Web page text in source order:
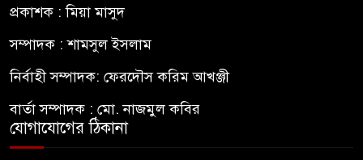
প্রকাশক : মিয়া মাসুদ
সম্পাদক : শামসুল ইসলাম
নির্বাহী সম্পাদক: ফেরদৌস করিম আখঞ্জী
বার্তা সম্পাদক : মো. নাজমুল কবির
যোগাযোগের ঠিকানা